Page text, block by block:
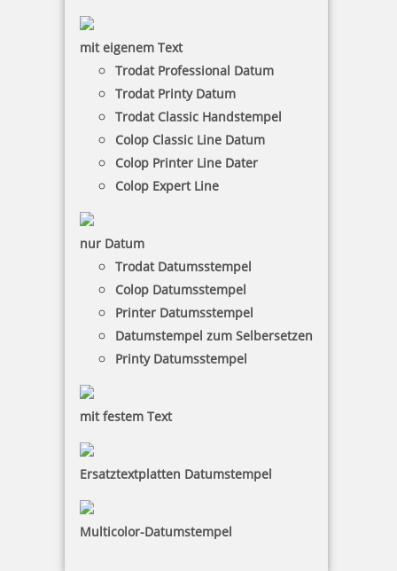
mit eigenem Text
Trodat Professional Datum
Trodat Printy Datum
Trodat Classic Handstempel
Colop Classic Line Datum
Colop Printer Line Dater
Colop Expert Line
nur Datum
Trodat Datumsstempel
Colop Datumsstempel
Printer Datumsstempel
Datumstempel zum Selbersetzen
Printy Datumsstempel
mit festem Text
Ersatztextplatten Datumstempel
Multicolor-Datumstempel
Holzstempel mit Text: In diesem Betrag sind 19% MwSt.
enthalten.
5,32 €
INCOGNITO PRINTER 30